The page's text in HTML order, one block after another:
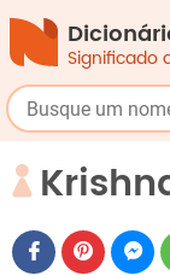
Significado